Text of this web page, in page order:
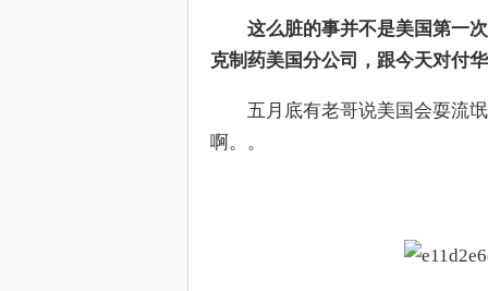
这么脏的事并不是美国第一
克制药美国分公司，跟今天对付
五月底有老哥说美国会耍流氓
啊。。